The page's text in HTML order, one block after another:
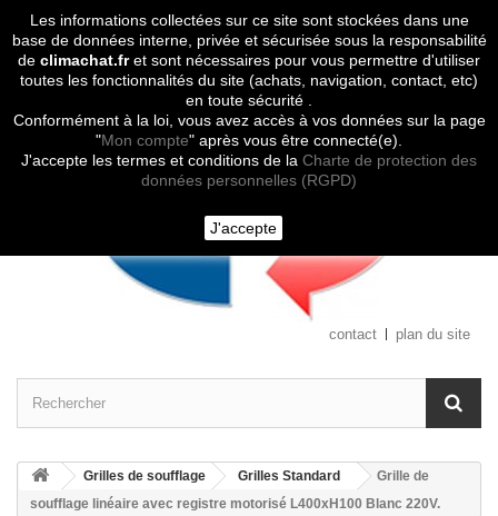
Les informations collectées sur ce site sont stockées dans une
base de données interne, privée et sécurisée sous la responsabilité
de climachat.fret sont nécessaires pour vous permettre d'utiliser
toutes les fonctionnalités du site (achats, navigation, contact, etc)
en toute sécurité .
Conformément à la loi, vous avez accès à vos données sur la page
"Mon compte" après vous être connecté(e).
J'accepte les termes et conditions de la Charte de protection des
données personnelles (RGPD)
J'accepte
Contactez-nous
contact plan du site
Grilles de soufflage Grilles Standard
Grille de
soufflage linéaire avec registre motorisé L400xH100 Blanc 220V.